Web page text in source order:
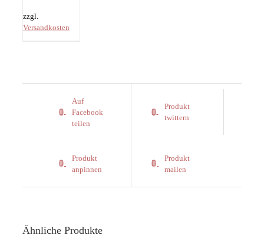
zzgl.
Versandkosten
Auf
Facebook
teilen
Produkt
twittern
Produkt
anpinnen
Produkt
mailen
Ähnliche Produkte